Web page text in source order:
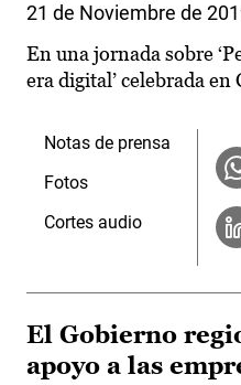
21 de Noviembre de
En una jornada sobre
era digital’ celebrada en
Notas de prensa
Fotos
Cortes audio
El Gobierno
apoyo a las